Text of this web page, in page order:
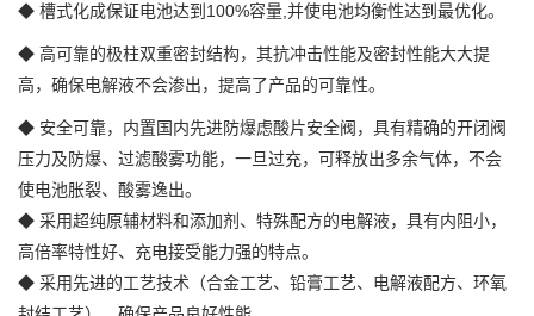
◆ 槽式化成保证电池达到100%容量,并使电池均衡性达到最优化。
◆ 高可靠的极柱双重密封结构，其抗冲击性能及密封性能大大提
高，确保电解液不会渗出，提高了产品的可靠性。
◆ 安全可靠，内置国内先进防爆虑酸片安全阀，具有精确的开闭阀
压力及防爆、过滤酸雾功能，一旦过充，可释放出多余气体，不会
使电池胀裂、酸雾逸出。
◆ 采用超纯原辅材料和添加剂、特殊配方的电解液，具有内阻小，
高倍率特性好、充电接受能力强的特点。
◆ 采用先进的工艺技术（合金工艺、铅膏工艺、电解液配方、环氧